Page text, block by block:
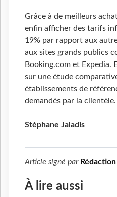
Grâce à de meilleurs
enfin afficher des tarifs
19% par rapport aux
aux sites grands publics
Booking.com et Expedia.
sur une étude
établissements de
demandés par la clientèle.
Stéphane Jaladis
Article signé par Rédaction
À lire aussi